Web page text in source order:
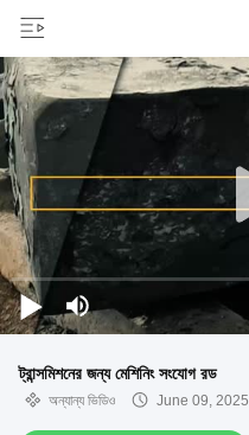
ট্রান্সমিশনের জন্য মেশিনিং সংযোগ রড
অন্যান্য ভিডিও June 09, 2025